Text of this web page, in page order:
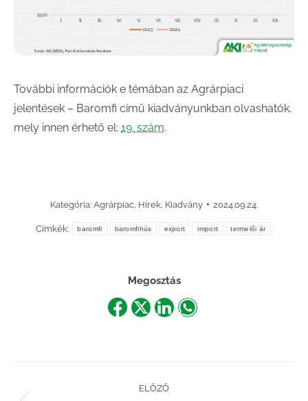
További információk e témában az Agrárpiaci
jelentések – Baromfi című kiadványunkban olvashatók,
mely innen érhető el: 19. szám.
Kategória: Agrárpiac Hírek Kiadvány 2024.09.24.
Címkék: baromfi baromfihús export import termelői ár
Megosztás
ShareShareShareShare
ELŐZŐ